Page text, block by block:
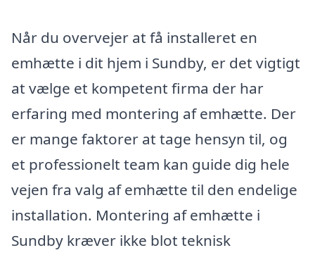
Når du overvejer at få installeret en
emhætte i dit hjem i Sundby, er det vigtigt
at vælge et kompetent firma der har
erfaring med montering af emhætte. Der
er mange faktorer at tage hensyn til, og
et professionelt team kan guide dig hele
vejen fra valg af emhætte til den endelige
installation. Montering af emhætte i
Sundby kræver ikke blot teknisk